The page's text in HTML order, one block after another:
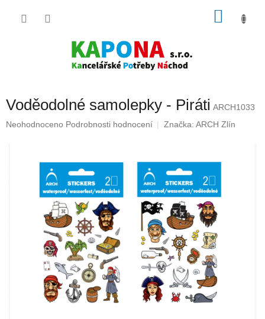
Voděodolné samolepky - Piráti ARCH1033
Průměrné
Neohodnoceno Podrobnosti hodnocení Značka: ARCH Zlín